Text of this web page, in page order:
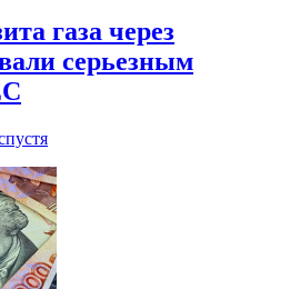
газа через
серьезным